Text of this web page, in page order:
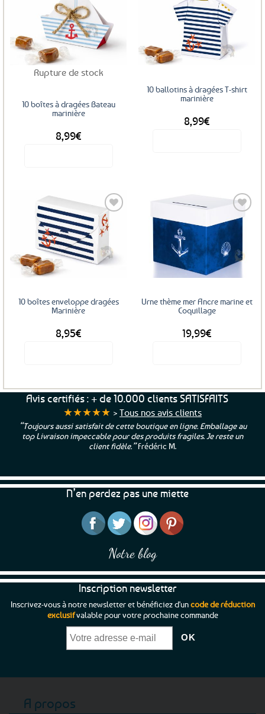
Ajouter
aux
favoris
Rupture de stock
10 boîtes à dragées Bateau
marinière
8,99€
Ajouter
favoris
10 ballotins à dragées T-shirt
marinière
8,99€
Ajouter
aux
favoris
10 boîtes enveloppe dragées
Marinière
8,95€
aux
favoris
Urne thème mer Ancre marine et
Coquillage
19,99€
Avis certifiés : + de 10.000 clients SATISFAITS
★★★★★ > Tous nos avis clients
“Toujours aussi satisfait de cette boutique en ligne. Emballage au
top Livraison impeccable pour des produits fragiles. Je reste un
client fidèle.”Frédéric M.
N’en perdez pas une miette
Notre blog
Inscription newsletter
Inscrivez-vous à notre newsletter et bénéficiez d'uncode de réduction
exclusifvalable pour votre prochaine commande
A propos